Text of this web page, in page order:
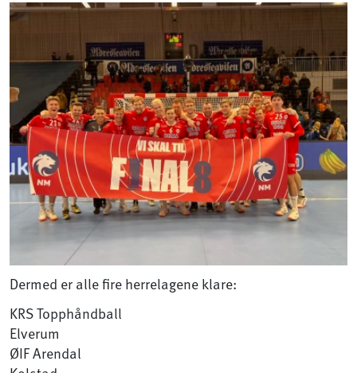
Dermed er alle fire herrelagene klare:
KRS Topphåndball
Elverum
ØIF Arendal